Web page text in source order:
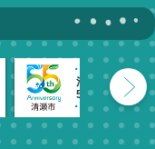
清瀬市
55周年記念